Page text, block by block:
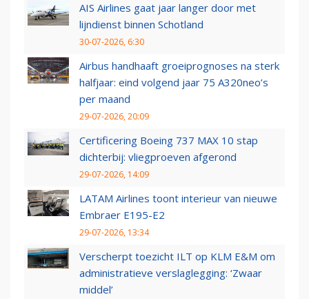
AIS Airlines gaat jaar langer door met
lijndienst binnen Schotland
30-07-2026, 6:30
Airbus handhaaft groeiprognoses na sterk
halfjaar: eind volgend jaar 75 A320neo’s
per maand
29-07-2026, 20:09
Certificering Boeing 737 MAX 10 stap
dichterbij: vliegproeven afgerond
29-07-2026, 14:09
LATAM Airlines toont interieur van nieuwe
Embraer E195-E2
29-07-2026, 13:34
Verscherpt toezicht ILT op KLM E&M om
administratieve verslaglegging: ‘Zwaar
middel’